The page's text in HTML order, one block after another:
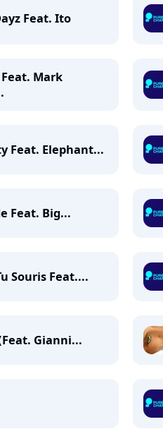
Feat. Ito
Mark
Feat. Elephant...
Feat. Big...
Souris Feat....
Gianni...